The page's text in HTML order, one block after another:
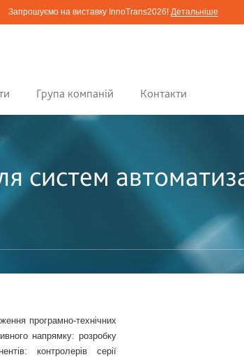
Запрошуємо на виставку InnoTrans2026! Детальніше
Група компаній Контакти
систем
програмно-технічних
напрямку: розробку
контролерів серії